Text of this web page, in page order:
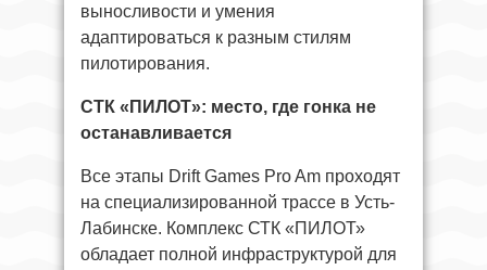
выносливости и умения
адаптироваться к разным стилям
пилотирования.
СТК «ПИЛОТ»: место, где гонка не
останавливается
Все этапы Drift Games Pro Am проходят
на специализированной трассе в Усть-
Лабинске. Комплекс СТК «ПИЛОТ»
обладает полной инфраструктурой для